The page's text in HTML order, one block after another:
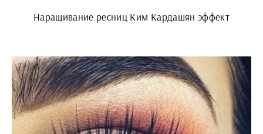
Наращивание ресниц Ким Кардашян эффект